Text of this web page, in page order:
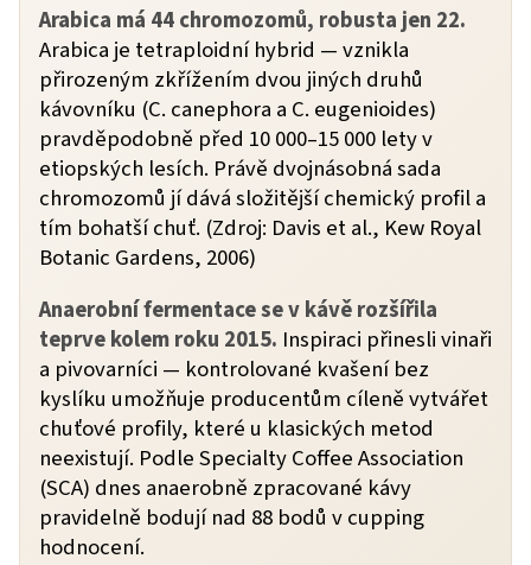
Arabica má 44 chromozomů, robusta jen 22.
Arabica je tetraploidní hybrid — vznikla
přirozeným zkřížením dvou jiných druhů
kávovníku (C. canephora a C. eugenioides)
pravděpodobně před 10 000–15 000 lety v
etiopských lesích. Právě dvojnásobná sada
chromozomů jí dává složitější chemický profil a
tím bohatší chuť. (Zdroj: Davis et al., Kew Royal
Botanic Gardens, 2006)
Anaerobní fermentace se v kávě rozšířila
teprve kolem roku 2015. Inspiraci přinesli vinaři
a pivovarníci — kontrolované kvašení bez
kyslíku umožňuje producentům cíleně vytvářet
chuťové profily, které u klasických metod
neexistují. Podle Specialty Coffee Association
(SCA) dnes anaerobně zpracované kávy
pravidelně bodují nad 88 bodů v cupping
hodnocení.